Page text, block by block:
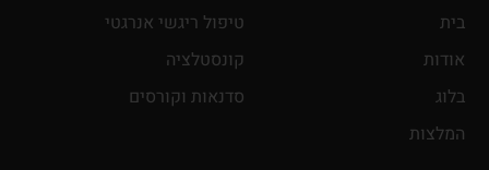
בית
אודות
בלוג
המלצות
טיפול ריגשי אנרגטי
קונסטלציה
סדנאות וקורסים